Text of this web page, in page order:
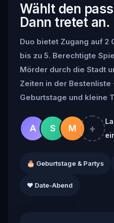
Wählt den
Dann tretet an.
Duo bietet Zugang auf 2
bis zu 5. Berechtigte
Mörder durch die Stadt
Zeiten in der Bestenliste
Geburtstage und kleine
A S M +
🎂 Geburtstage & Partys
❤️ Date-Abend